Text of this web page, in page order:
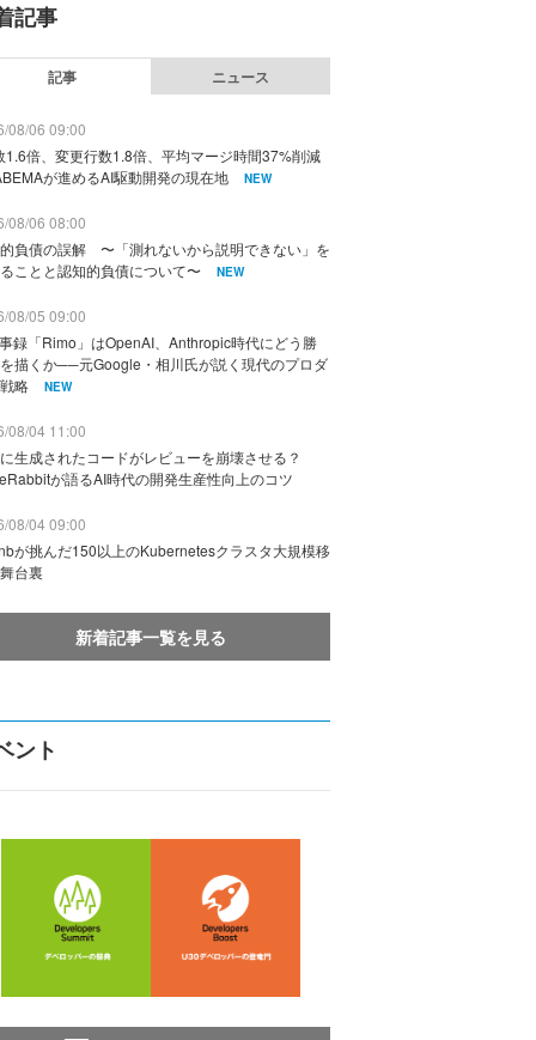
記事
記事 ニュース
08/06 09:00
1.6倍、変更行数1.8倍、平均マージ時間37%削減
が進めるAI駆動開発の現在地
NEW
08/06 08:00
負債の誤解 〜「測れないから説明できない」を
ことと認知的負債について〜
NEW
08/05 09:00
録「Rimo」はOpenAI、Anthropic時代にどう勝
描くか──元Google・相川氏が説く現代のプロダ
略
NEW
08/04 11:00
生成されたコードがレビューを崩壊させる？
が語るAI時代の開発生産性向上のコツ
08/04 09:00
が挑んだ150以上のKubernetesクラスタ大規模移
台裏
新着記事一覧を見る
ント